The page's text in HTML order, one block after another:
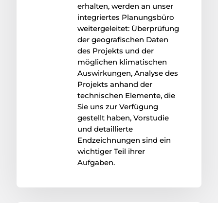
erhalten, werden an unser
integriertes Planungsbüro
weitergeleitet: Überprüfung
der geografischen Daten
des Projekts und der
möglichen klimatischen
Auswirkungen, Analyse des
Projekts anhand der
technischen Elemente, die
Sie uns zur Verfügung
gestellt haben, Vorstudie
und detaillierte
Endzeichnungen sind ein
wichtiger Teil ihrer
Aufgaben.